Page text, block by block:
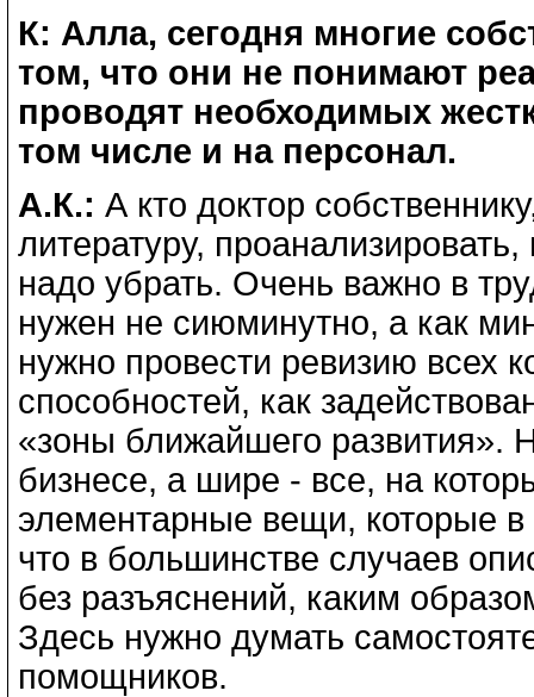
К: Алла, сегодня многие
том, что они не понимают
проводят необходимых
том числе и на персонал.
А.К.: А кто доктор
литературу,
надо убрать. Очень важно в
нужен не сиюминутно, а как
нужно провести ревизию всех
способностей, как
«зоны ближайшего развития».
бизнесе, а шире - все, на
элементарные вещи, которые
что в большинстве случаев
без разъяснений, каким
Здесь нужно думать
помощников.